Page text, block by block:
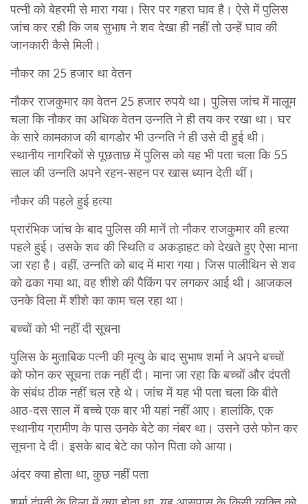
पत्नी को बेहरमी से मारा गया। सिर पर गहरा घाव है। ऐसे में पुलिस
जांच कर रही कि जब सुभाष ने शव देखा ही नहीं तो उन्हें घाव की
जानकारी कैसे मिली।
नौकर का 25 हजार था वेतन
नौकर राजकुमार का वेतन 25 हजार रुपये था। पुलिस जांच में मालूम
चला कि नौकर का अधिक वेतन उन्नति ने ही तय कर रखा था। घर
के सारे कामकाज की बागडोर भी उन्नति ने ही उसे दी हुई थी।
स्थानीय नागरिकों से पूछताछ में पुलिस को यह भी पता चला कि 55
साल की उन्नति अपने रहन-सहन पर खास ध्यान देती थीं।
नौकर की पहले हुई हत्या
प्रारंभिक जांच के बाद पुलिस की मानें तो नौकर राजकुमार की हत्या
पहले हुई। उसके शव की स्थिति व अकड़ाहट को देखते हुए ऐसा माना
जा रहा है। वहीं, उन्नति को बाद में मारा गया। जिस पालीथिन से शव
को ढका गया था, वह शीशे की पैकिंग पर लगकर आई थी। आजकल
उनके विला में शीशे का काम चल रहा था।
बच्चों को भी नहीं दी सूचना
पुलिस के मुताबिक पत्नी की मृत्यु के बाद सुभाष शर्मा ने अपने बच्चों
को फोन कर सूचना तक नहीं दी। माना जा रहा कि बच्चों और दंपती
के संबंध ठीक नहीं चल रहे थे। जांच में यह भी पता चला कि बीते
आठ-दस साल में बच्चे एक बार भी यहां नहीं आए। हालांकि, एक
स्थानीय ग्रामीण के पास उनके बेटे का नंबर था। उसने उसे फोन कर
सूचना दे दी। इसके बाद बेटे का फोन पिता को आया।
अंदर क्या होता था, कुछ नहीं पता